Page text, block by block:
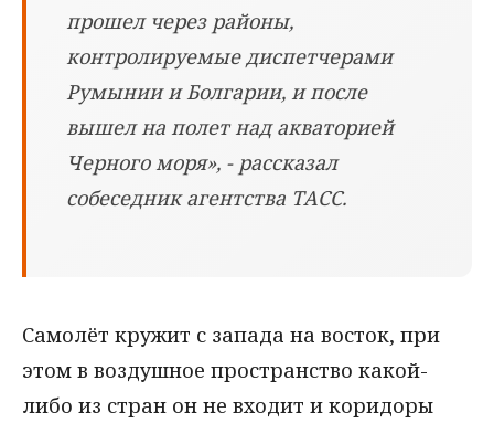
прошел через районы,
контролируемые диспетчерами
Румынии и Болгарии, и после
вышел на полет над акваторией
Черного моря», - рассказал
собеседник агентства ТАСС.
Самолёт кружит с запада на восток, при
этом в воздушное пространство какой-
либо из стран он не входит и коридоры